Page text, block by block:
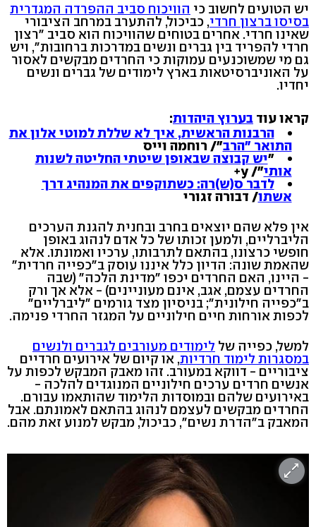
יש הטועים לחשוב כי הוויכוח סביב ההפרדה המגדרית
בסיסו ברצון חרדי, כביכול, להתערב במרחב הציבורי
שאינו חרדי. אחרים בטוחים שהוויכוח הוא סביב "רצון
חרדי להפריד בין גברים ונשים במדרכות ברחובות", ויש
גם מי שמשוכנעים עמוקות כי החרדים מבקשים לאסור
על האוניברסיטאות בארץ לימודים של גברים ונשים
יחדיו.
קראו עוד בערוץ היהדות:
הרבנות הראשית, איך לא שללת למוטי אלון את
התואר "הרב"/ רוחמה וייס
"יש קבוצה שבאופן שיטתי החליטה לשנות
אותי"/ y+
לדבר ס(ש)רה: כשתוקפים את המנהיג דרך
אשתו/ דבורה זגורי
אין פלא שהם יוצאים בחרב ובחנית להגנת הערכים
הליברליים, ולמען זכותו של כל אדם לנהוג באופן
חופשי כרצונו, בהתאם לתרבותו, ערכיו ואמונתו. אלא
שהאמת שונה: הדיון כלל איננו עוסק ב"כפייה חרדית"
- היינו, האם החרדים יכפו "מדינת הלכה" (שבה
החרדים עצמם, אגב, אינם מעוניינים) - אלא אך ורק
ב"כפייה חילונית"; בניסיון מצד גורמים "ליברליים"
לכפות אורחות חיים חילוניים על המגזר החרדי פנימה.
למשל, כפייה של לימודים מעורבים לגברים ולנשים
במסגרות לימוד חרדיות, או קיום של אירועים חרדיים
ציבוריים - דווקא במעורב. זהו מאבק המבקש לכפות על
אנשים חרדים ערכים חילוניים המנוגדים להלכה -
באירועים שלהם ובמוסדות הלימוד שהותאמו עבורם.
החרדים מבקשים לעצמם לנהוג בהתאם לאמונתם. אבל
המאבק ב"הדרת נשים", כביכול, מבקש למנוע זאת מהם.